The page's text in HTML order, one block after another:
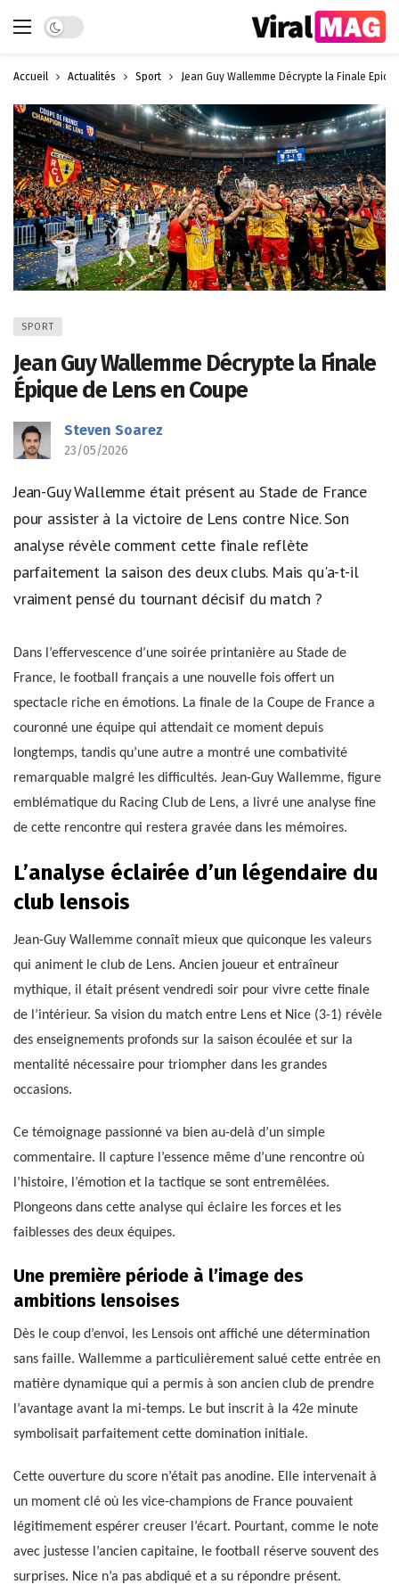
Dark mode
Accueil Actualités Sport Jean Guy Wallemme Décrypte la Finale
SPORT
Jean Guy Wallemme Décrypte la Finale
Épique de Lens en Coupe
Steven Soarez
23/05/2026
Jean-Guy Wallemme était présent au Stade de France
pour assister à la victoire de Lens contre Nice. Son
analyse révèle comment cette finale reflète
parfaitement la saison des deux clubs. Mais qu'a-t-il
vraiment pensé du tournant décisif du match ?
Dans l’effervescence d’une soirée printanière au Stade de
France, le football français a une nouvelle fois offert un
spectacle riche en émotions. La finale de la Coupe de France a
couronné une équipe qui attendait ce moment depuis
longtemps, tandis qu’une autre a montré une combativité
remarquable malgré les difficultés. Jean-Guy Wallemme, figure
emblématique du Racing Club de Lens, a livré une analyse fine
de cette rencontre qui restera gravée dans les mémoires.
L’analyse éclairée d’un légendaire du
club lensois
Jean-Guy Wallemme connaît mieux que quiconque les valeurs
qui animent le club de Lens. Ancien joueur et entraîneur
mythique, il était présent vendredi soir pour vivre cette finale
de l’intérieur. Sa vision du match entre Lens et Nice (3-1) révèle
des enseignements profonds sur la saison écoulée et sur la
mentalité nécessaire pour triompher dans les grandes
occasions.
Ce témoignage passionné va bien au-delà d’un simple
commentaire. Il capture l’essence même d’une rencontre où
l’histoire, l’émotion et la tactique se sont entremêlées.
Plongeons dans cette analyse qui éclaire les forces et les
faiblesses des deux équipes.
Une première période à l’image des
ambitions lensoises
Dès le coup d’envoi, les Lensois ont affiché une détermination
sans faille. Wallemme a particulièrement salué cette entrée en
matière dynamique qui a permis à son ancien club de prendre
l’avantage avant la mi-temps. Le but inscrit à la 42e minute
symbolisait parfaitement cette domination initiale.
Cette ouverture du score n’était pas anodine. Elle intervenait à
un moment clé où les vice-champions de France pouvaient
légitimement espérer creuser l’écart. Pourtant, comme le note
avec justesse l’ancien capitaine, le football réserve souvent des
surprises. Nice n’a pas abdiqué et a su répondre présent.